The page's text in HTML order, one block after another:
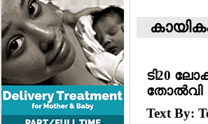
ടി20
തോല്‍വി
Text By: